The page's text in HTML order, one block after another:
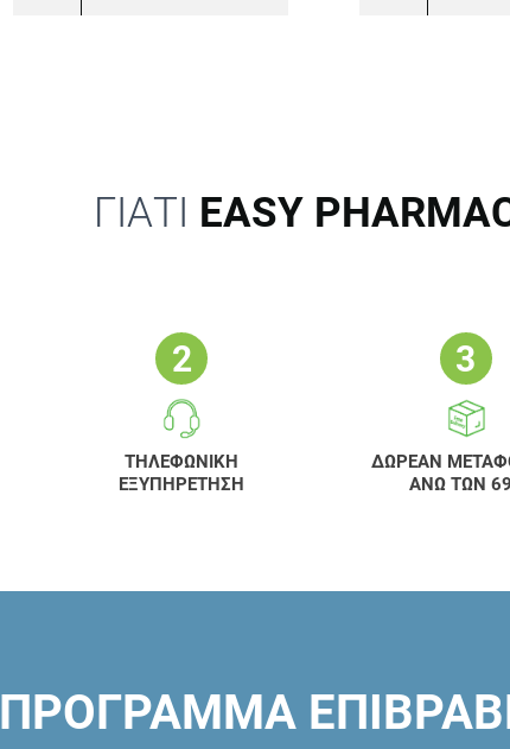
ΓΙΑΤΙ EASY
ΤΗΛΕΦΩΝΙΚΗ
ΕΞΥΠΗΡΕΤΗΣΗ
ΔΩΡΕΑΝ
ΑΝΩ ΤΩΝ
ΠΡΟΓΡΑΜΜΑ